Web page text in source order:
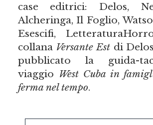
case editrici: Delos,
Alcheringa, Il Foglio,
Esescifi,
collana Versante Estdi
pubblicato la guida-
viaggio West Cuba in
ferma nel tempo.